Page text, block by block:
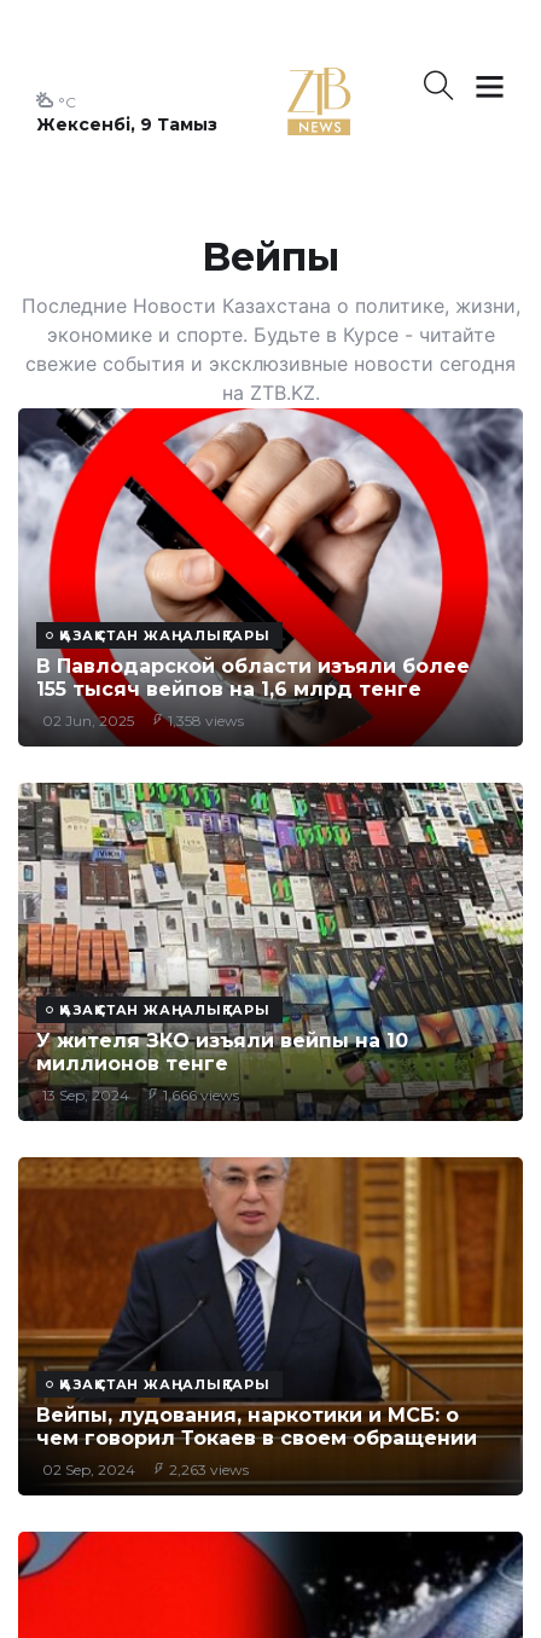
Жексенбі, 9 Тамыз
°C
Вейпы
Последние Новости Казахстана о политике, жизни,
экономике и спорте. Будьте в Курсе - читайте
свежие события и эксклюзивные новости сегодня
на ZTB.KZ.
ҚАЗАҚСТАН ЖАҢАЛЫҚТАРЫ
В Павлодарской области изъяли более
155 тысяч вейпов на 1,6 млрд тенге
02 Jun, 2025 1,358 views
ҚАЗАҚСТАН ЖАҢАЛЫҚТАРЫ
У жителя ЗКО изъяли вейпы на 10
миллионов тенге
13 Sep, 2024 1,666 views
ҚАЗАҚСТАН ЖАҢАЛЫҚТАРЫ
Вейпы, лудования, наркотики и МСБ: о
чем говорил Токаев в своем обращении
02 Sep, 2024 2,263 views